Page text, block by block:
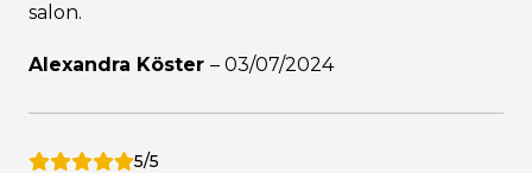
salon.
Alexandra Köster – 03/07/2024
5/5